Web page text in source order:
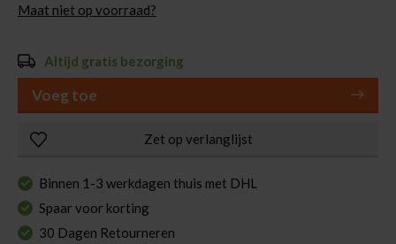
Maat niet op voorraad?
Altijd gratis bezorging
Voeg toe
Zet op verlanglijst
Binnen 1-3 werkdagen thuis met DHL
Spaar voor korting
30 Dagen Retourneren